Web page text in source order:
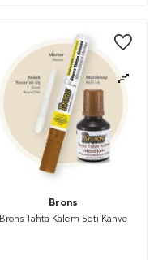
Brons
Brons Tahta Kalem Seti Kahve